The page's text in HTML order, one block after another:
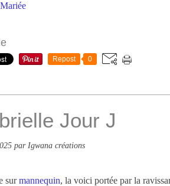
Repost 0
Jour J
par Igwana créations
surmannequin, la voici portée par la